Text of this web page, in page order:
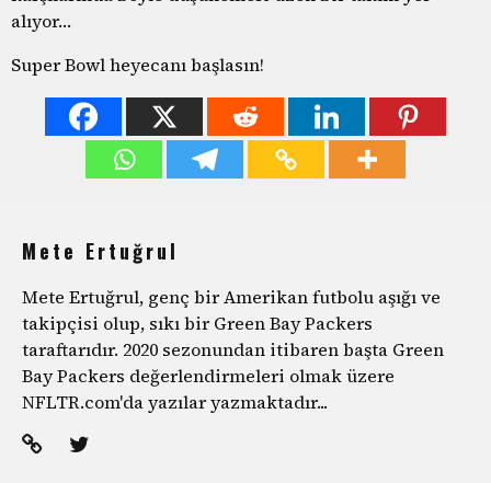
alıyor…
Super Bowl heyecanı başlasın!
Mete Ertuğrul
Mete Ertuğrul, genç bir Amerikan futbolu aşığı ve
takipçisi olup, sıkı bir Green Bay Packers
taraftarıdır. 2020 sezonundan itibaren başta Green
Bay Packers değerlendirmeleri olmak üzere
NFLTR.com'da yazılar yazmaktadır...